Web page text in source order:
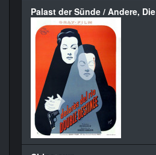
Palast der Sünde / Andere, Die